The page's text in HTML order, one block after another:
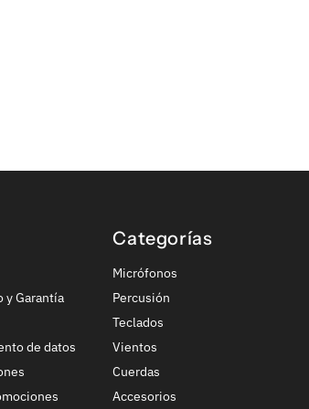
y Garantía
de datos
Categorías
Micrófonos
Percusión
Teclados
Vientos
Cuerdas
Accesorios